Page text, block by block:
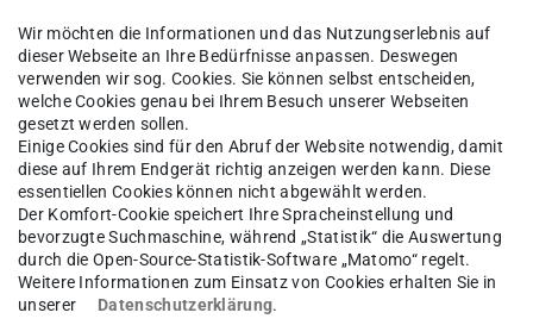
Prof. Dr. Simone Naphegyi
Wir möchten die Informationen und das Nutzungserlebnis auf
dieser Webseite an Ihre Bedürfnisse anpassen. Deswegen
verwenden wir sog. Cookies. Sie können selbst entscheiden,
welche Cookies genau bei Ihrem Besuch unserer Webseiten
gesetzt werden sollen.
Einige Cookies sind für den Abruf der Website notwendig, damit
diese auf Ihrem Endgerät richtig anzeigen werden kann. Diese
essentiellen Cookies können nicht abgewählt werden.
Der Komfort-Cookie speichert Ihre Spracheinstellung und
bevorzugte Suchmaschine, während „Statistik“ die Auswertung
durch die Open-Source-Statistik-Software „Matomo“ regelt.
Weitere Informationen zum Einsatz von Cookies erhalten Sie in
unserer
Datenschutzerklärung.